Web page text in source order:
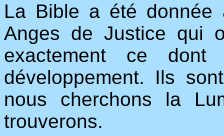
La Bible a été donnée
Anges de Justice qui
exactement ce
développement. Ils
nous cherchons la
trouverons.